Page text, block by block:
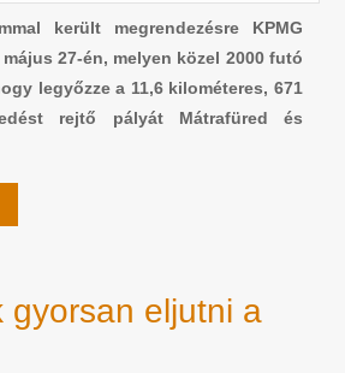
került megrendezésre KPMG
27-én, melyen közel 2000 futó
legyőzze a 11,6 kilométeres, 671
rejtő pályát Mátrafüred és
gyorsan eljutni a